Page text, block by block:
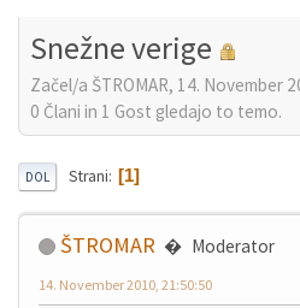
Snežne verige
Začel/a ŠTROMAR, 14. November
0 Člani in 1 Gost gledajo to temo.
DOL Strani 1
ŠTROMAR Moderator
14. November 2010, 21:50:50